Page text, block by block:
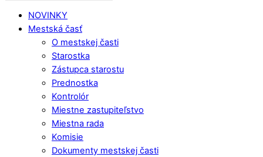
NOVINKY
Mestská časť
O mestskej časti
Starostka
Zástupca starostu
Prednostka
Kontrolór
Miestne zastupiteľstvo
Miestna rada
Komisie
Dokumenty mestskej časti